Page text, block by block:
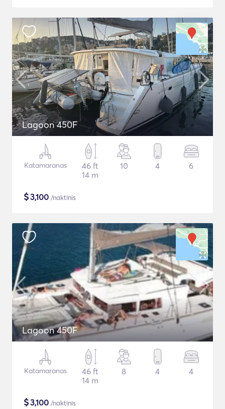
Lagoon 450F
Katamaranas
46 ft
14 m
10 4 6
$3,100 /naktinis
Lagoon 450F
Katamaranas
46 ft
14 m
8 4 4
$3,100 /naktinis